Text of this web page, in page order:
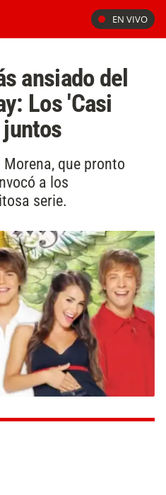
EN VIVO
ansiado del
Los 'Casi
Morena, que pronto
a los
serie.